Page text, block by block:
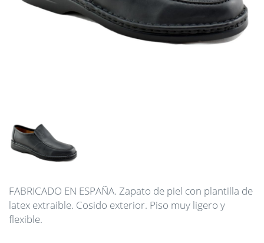
FABRICADO EN ESPAÑA. Zapato de piel con plantilla de
latex extraible. Cosido exterior. Piso muy ligero y
flexible.